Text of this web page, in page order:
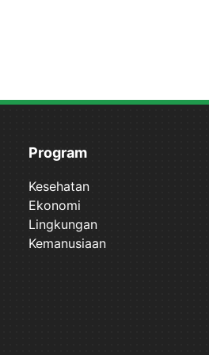
Program
Kesehatan
Ekonomi
Lingkungan
Kemanusiaan